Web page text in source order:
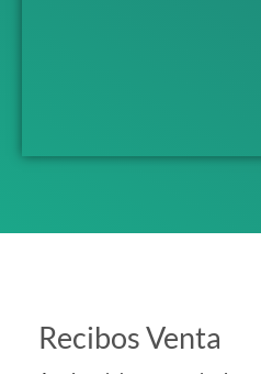
Recibos Venta